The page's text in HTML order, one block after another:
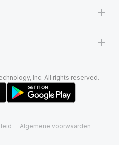
+
+
Inc. All rights reserved.
Algemene voorwaarden